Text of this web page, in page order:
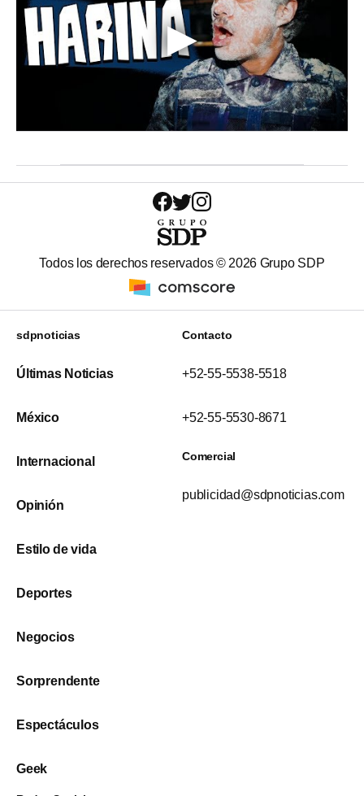
Todos los derechos reservados © 2026 Grupo SDP
sdpnoticias
Últimas Noticias
México
Internacional
Opinión
Estilo de vida
Deportes
Negocios
Sorprendente
Espectáculos
Geek
Contacto
+52-55-5538-5518
+52-55-5530-8671
Comercial
publicidad@sdpnoticias.com